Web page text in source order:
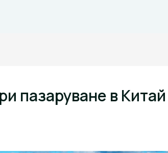
пазаруване в Китай